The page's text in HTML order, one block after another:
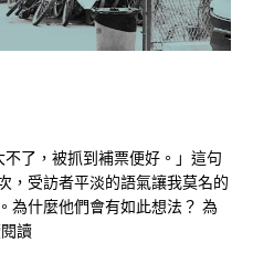
了，被抓到補票便好。」這句
，受訪者平淡的語氣讓我莫名的
為什麼他們會有如此想法？ 為
讀